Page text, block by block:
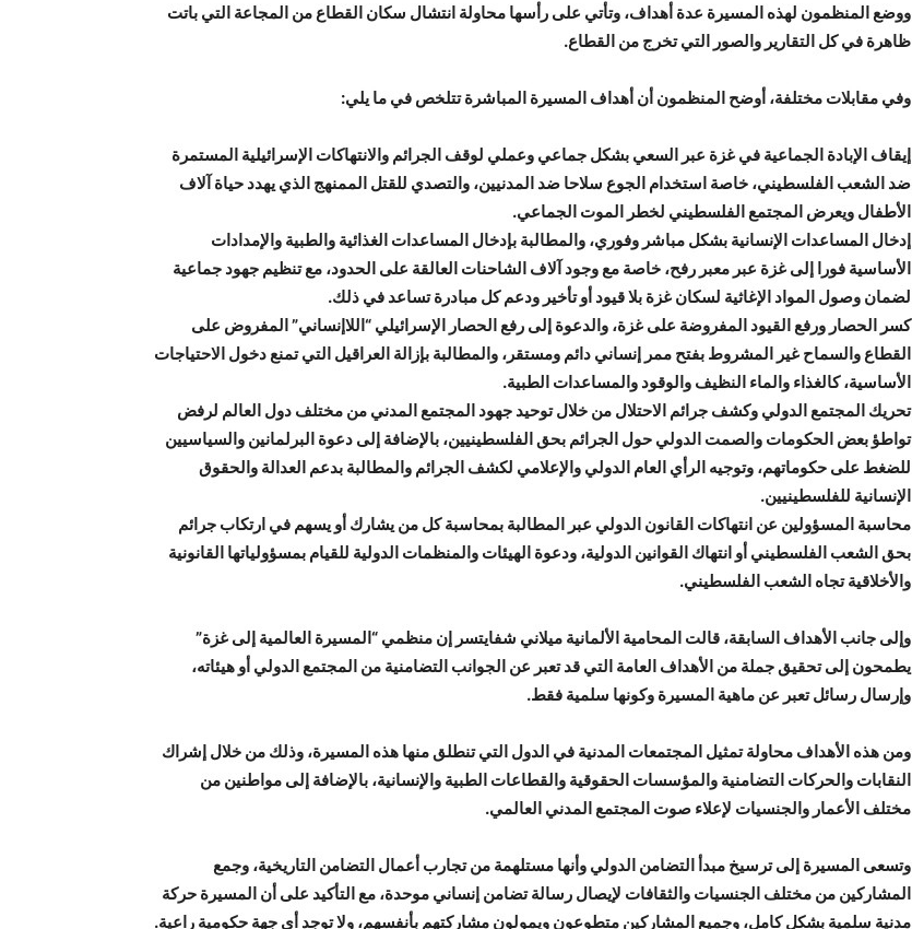
ووضع المنظمون لهذه المسيرة عدة أهداف، وتأتي على رأسها محاولة انتشال سكان القطاع من المجاعة التي باتت
ظاهرة في كل التقارير والصور التي تخرج من القطاع.
وفي مقابلات مختلفة، أوضح المنظمون أن أهداف المسيرة المباشرة تتلخص في ما يلي:
إيقاف الإبادة الجماعية في غزة عبر السعي بشكل جماعي وعملي لوقف الجرائم والانتهاكات الإسرائيلية المستمرة
ضد الشعب الفلسطيني، خاصة استخدام الجوع سلاحا ضد المدنيين، والتصدي للقتل الممنهج الذي يهدد حياة آلاف
الأطفال ويعرض المجتمع الفلسطيني لخطر الموت الجماعي.
إدخال المساعدات الإنسانية بشكل مباشر وفوري، والمطالبة بإدخال المساعدات الغذائية والطبية والإمدادات
الأساسية فورا إلى غزة عبر معبر رفح، خاصة مع وجود آلاف الشاحنات العالقة على الحدود، مع تنظيم جهود جماعية
لضمان وصول المواد الإغاثية لسكان غزة بلا قيود أو تأخير ودعم كل مبادرة تساعد في ذلك.
كسر الحصار ورفع القيود المفروضة على غزة، والدعوة إلى رفع الحصار الإسرائيلي “اللاإنساني” المفروض على
القطاع والسماح غير المشروط بفتح ممر إنساني دائم ومستقر، والمطالبة بإزالة العراقيل التي تمنع دخول الاحتياجات
الأساسية، كالغذاء والماء النظيف والوقود والمساعدات الطبية.
تحريك المجتمع الدولي وكشف جرائم الاحتلال من خلال توحيد جهود المجتمع المدني من مختلف دول العالم لرفض
تواطؤ بعض الحكومات والصمت الدولي حول الجرائم بحق الفلسطينيين، بالإضافة إلى دعوة البرلمانين والسياسيين
للضغط على حكوماتهم، وتوجيه الرأي العام الدولي والإعلامي لكشف الجرائم والمطالبة بدعم العدالة والحقوق
الإنسانية للفلسطينيين.
محاسبة المسؤولين عن انتهاكات القانون الدولي عبر المطالبة بمحاسبة كل من يشارك أو يسهم في ارتكاب جرائم
بحق الشعب الفلسطيني أو انتهاك القوانين الدولية، ودعوة الهيئات والمنظمات الدولية للقيام بمسؤولياتها القانونية
والأخلاقية تجاه الشعب الفلسطيني.
وإلى جانب الأهداف السابقة، قالت المحامية الألمانية ميلاني شفايتسر إن منظمي “المسيرة العالمية إلى غزة”
يطمحون إلى تحقيق جملة من الأهداف العامة التي قد تعبر عن الجوانب التضامنية من المجتمع الدولي أو هيئاته،
وإرسال رسائل تعبر عن ماهية المسيرة وكونها سلمية فقط.
ومن هذه الأهداف محاولة تمثيل المجتمعات المدنية في الدول التي تنطلق منها هذه المسيرة، وذلك من خلال إشراك
النقابات والحركات التضامنية والمؤسسات الحقوقية والقطاعات الطبية والإنسانية، بالإضافة إلى مواطنين من
مختلف الأعمار والجنسيات لإعلاء صوت المجتمع المدني العالمي.
وتسعى المسيرة إلى ترسيخ مبدأ التضامن الدولي وأنها مستلهمة من تجارب أعمال التضامن التاريخية، وجمع
المشاركين من مختلف الجنسيات والثقافات لإيصال رسالة تضامن إنساني موحدة، مع التأكيد على أن المسيرة حركة
مدنية سلمية بشكل كامل، وجميع المشاركين متطوعون ويمولون مشاركتهم بأنفسهم، ولا توجد أي جهة حكومية راعية.